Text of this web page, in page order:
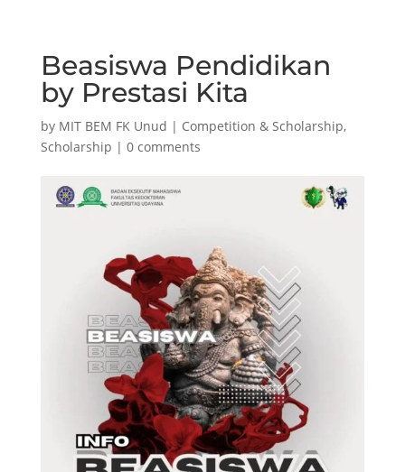
Beasiswa Pendidikan
by Prestasi Kita
by MIT BEM FK Unud | Competition & Scholarship,
Scholarship | 0 comments